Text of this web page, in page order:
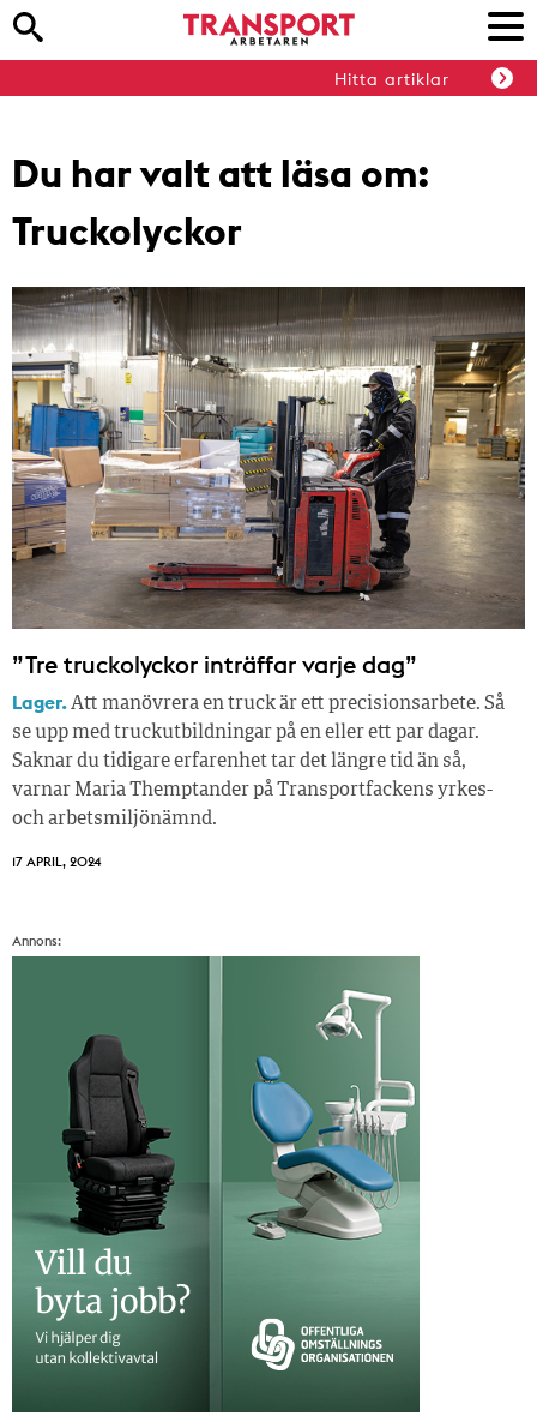
Hitta artiklar
Du har valt att läsa om:
Truckolyckor
”Tre truckolyckor inträffar varje dag”
Lager.Att manövrera en truck är ett precisionsarbete. Så
se upp med truckutbildningar på en eller ett par dagar.
Saknar du tidigare erfarenhet tar det längre tid än så,
varnar Maria Themptander på Transportfackens yrkes-
och arbetsmiljönämnd.
17 APRIL, 2024
Annons: